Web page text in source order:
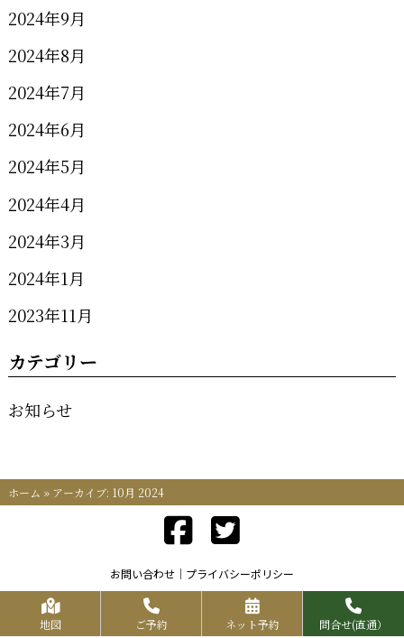
2024年9月
2024年8月
2024年7月
2024年6月
2024年5月
2024年4月
2024年3月
2024年1月
2023年11月
カテゴリー
お知らせ
ホーム » アーカイブ: 10月 2024
お問い合わせ プライバシーポリシー
Copyrights KR FOOD SERVICE All Rights Reserved.
地図 ご予約 ネット予約 問合せ(直通）